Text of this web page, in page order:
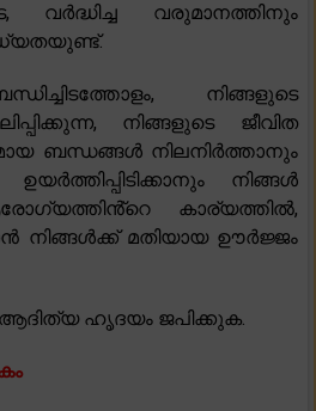
വർദ്ധിച്ച വരുമാനത്തിനും
നിങ്ങളുടെ
നിങ്ങളുടെ ജീവിത
ബന്ധങ്ങൾ നിലനിർത്താനും
നിങ്ങൾ
കാര്യത്തിൽ,
നിങ്ങൾക്ക് മതിയായ ഊർജ്ജം
ഹൃദയം ജപിക്കുക.